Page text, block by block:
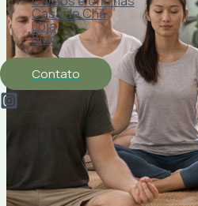
Casa de Chá
Loja
Blog
Contato